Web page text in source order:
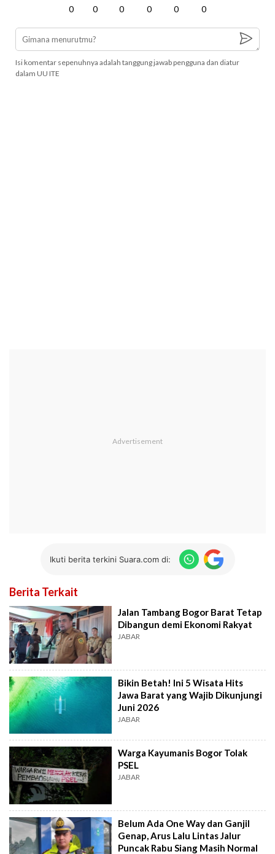
0 0 0 0 0 0
Isi komentar sepenuhnya adalah tanggung jawab pengguna dan diatur
dalam UU ITE
Ikuti berita terkini Suara.com di:
Berita Terkait
Jalan Tambang Bogor Barat Tetap
Dibangun demi Ekonomi Rakyat
JABAR
Bikin Betah! Ini 5 Wisata Hits
Jawa Barat yang Wajib Dikunjungi
Juni 2026
JABAR
Warga Kayumanis Bogor Tolak
PSEL
JABAR
Belum Ada One Way dan Ganjil
Genap, Arus Lalu Lintas Jalur
Puncak Rabu Siang Masih Normal